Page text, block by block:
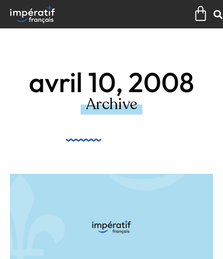
contenu
avril 10, 2008
Archive